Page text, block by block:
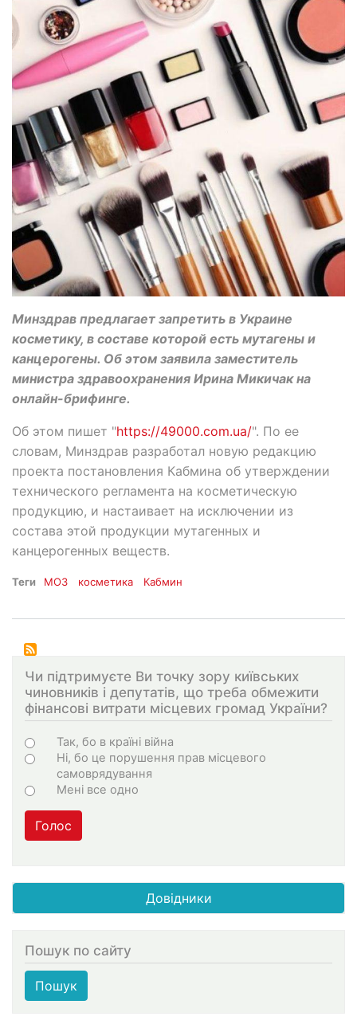
Минздрав предлагает запретить в Украине
косметику, в составе которой есть мутагены и
канцерогены. Об этом заявила заместитель
министра здравоохранения Ирина Микичак на
онлайн-брифинге.
Об этом пишет "https://49000.com.ua/". По ее
словам, Минздрав разработал новую редакцию
проекта постановления Кабмина об утверждении
технического регламента на косметическую
продукцию, и настаивает на исключении из
состава этой продукции мутагенных и
канцерогенных веществ.
Теги МОЗ косметика Кабмин
Чи підтримуєте Ви точку зору київських
чиновників і депутатів, що треба обмежити
фінансові витрати місцевих громад України?
Choices
Так, бо в країні війна
Ні, бо це порушення прав місцевого
самоврядування
Мені все одно
Голос
Довідники
Пошук по сайту
Пошук